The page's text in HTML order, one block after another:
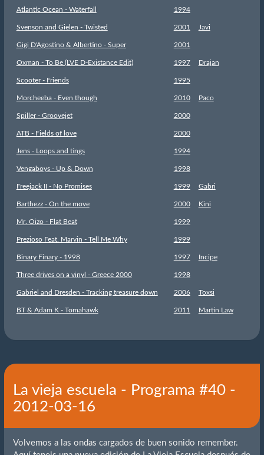
Atlantic Ocean - Waterfall 1994
Svenson and Gielen - Twisted 2001 Javi
Gigi D'Agostino & Albertino - Super 2001
Oxman - To Be (LVE D-Existance Edit) 1997 Drajan
Scooter - Friends 1995
Morcheeba - Even though 2010 Paco
Spiller - Groovejet 2000
ATB - Fields of love 2000
Jens - Loops and tings 1994
Vengaboys - Up & Down 1998
Freejack II - No Promises 1999 Gabri
Barthezz - On the move 2000 Kini
Mr. Oizo - Flat Beat 1999
Prezioso Feat. Marvin - Tell Me Why 1999
Binary Finary - 1998 1997 Incipe
Three drives on a vinyl - Greece 2000 1998
Gabriel and Dresden - Tracking treasure down 2006 Toxsi
BT & Adam K - Tomahawk 2011 Martin Law
La vieja escuela - Programa #40 -
2012-03-16
Volvemos a las ondas cargados de buen sonido remember.